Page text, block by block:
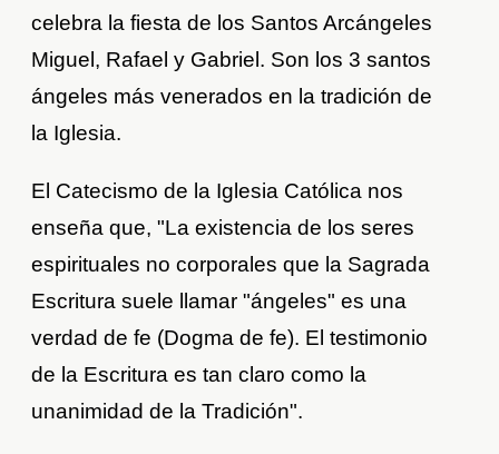
celebra la fiesta de los Santos Arcángeles
Miguel, Rafael y Gabriel. Son los 3 santos
ángeles más venerados en la tradición de
la Iglesia.
El Catecismo de la Iglesia Católica nos
enseña que, "La existencia de los seres
espirituales no corporales que la Sagrada
Escritura suele llamar "ángeles" es una
verdad de fe (Dogma de fe). El testimonio
de la Escritura es tan claro como la
unanimidad de la Tradición".